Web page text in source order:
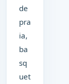
de
pra
ia,
ba
sq
uet